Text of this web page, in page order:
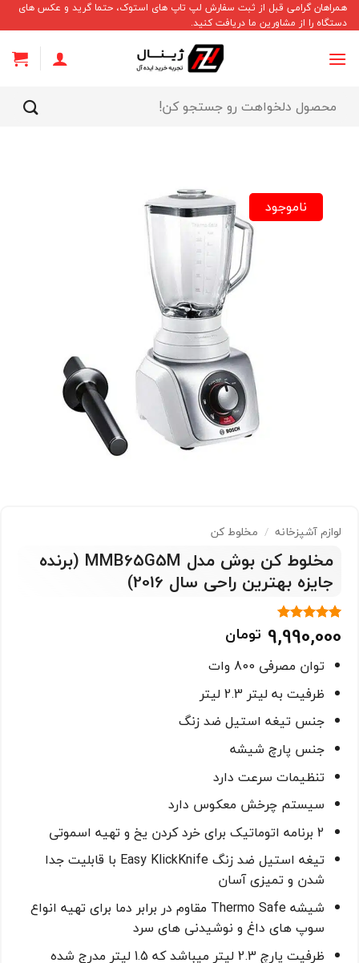
Skip
to
content
همراهان گرامی قبل از ثبت سفارش لپ تاپ های استوک، حتما گرید و عکس های
دستگاه را از مشاورین ما دریافت کنید.
برای:
ناموجود
لوازم آشپزخانه / مخلوط کن
مخلوط کن بوش مدل MMB65G5M (برنده
جایزه بهترین راحی سال 2016)
امتیاز5 از
5 امتیاز
1
9,990,000 تومان
توان مصرفی 800 وات
ظرفیت به لیتر 2.3 لیتر
جنس تیغه استیل ضد زنگ
جنس پارچ شیشه
تنظیمات سرعت دارد
سیستم چرخش معکوس دارد
2 برنامه اتوماتیک برای خرد کردن یخ و تهیه اسموتی
تیغه استیل ضد زنگ Easy KlickKnife با قابلیت جدا
شدن و تمیزی آسان
شیشه Thermo Safe مقاوم در برابر دما برای تهیه انواع
سوپ های داغ و نوشیدنی های سرد
ظرفیت پارچ 2.3 لیتر میباشد که 1.5 لیتر مدرج شده